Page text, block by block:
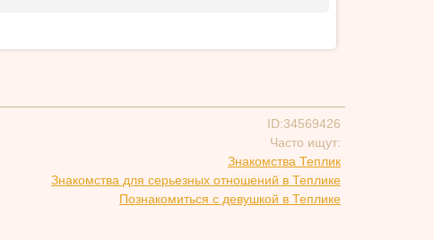
ID:34569426
Часто ищут:
Знакомства Теплик
Знакомства для серьезных отношений в Теплике
Познакомиться с девушкой в Теплике